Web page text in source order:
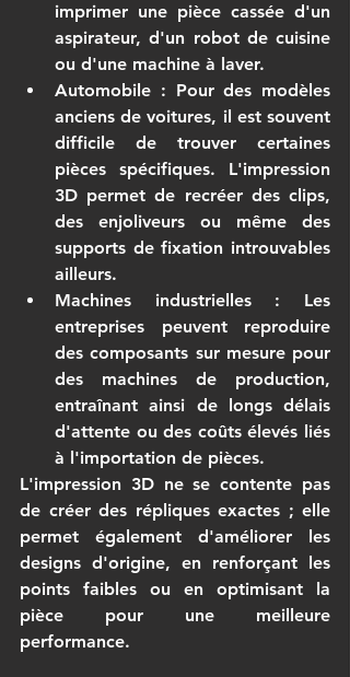
imprimer une pièce cassée d'un
aspirateur, d'un robot de cuisine
ou d'une machine à laver.
Automobile : Pour des modèles
anciens de voitures, il est souvent
difficile de trouver certaines
pièces spécifiques. L'impression
3D permet de recréer des clips,
des enjoliveurs ou même des
supports de fixation introuvables
ailleurs.
Machines industrielles : Les
entreprises peuvent reproduire
des composants sur mesure pour
des machines de production,
entraînant ainsi de longs délais
d'attente ou des coûts élevés liés
à l'importation de pièces.
L'impression 3D ne se contente pas
de créer des répliques exactes ; elle
permet également d'améliorer les
designs d'origine, en renforçant les
points faibles ou en optimisant la
pièce pour une meilleure
performance.